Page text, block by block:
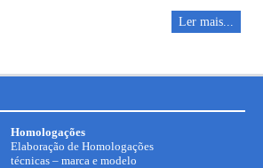
Ler mais...
Homologações
Elaboração de Homologações
técnicas – marca e modelo